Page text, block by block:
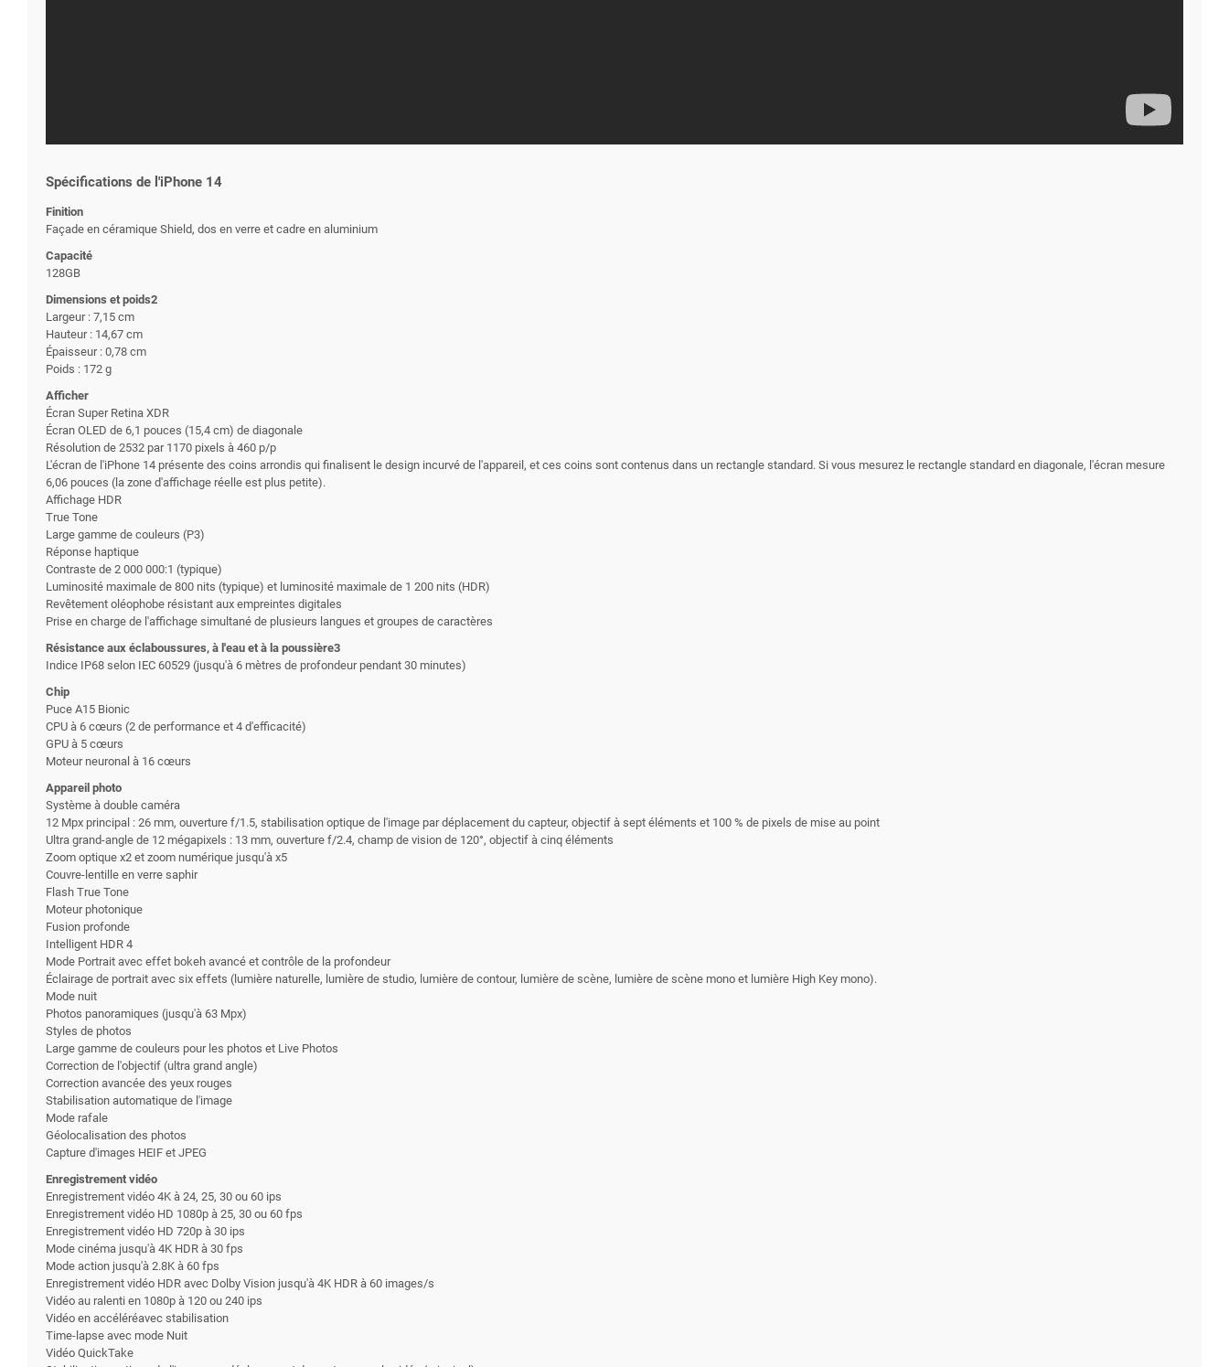
Spécifications de l'iPhone 14
Finition
Façade en céramique Shield, dos en verre et cadre en aluminium
Capacité
128GB
Dimensions et poids2
Largeur : 7,15 cm
Hauteur : 14,67 cm
Épaisseur : 0,78 cm
Poids : 172 g
Afficher
Écran Super Retina XDR
Écran OLED de 6,1 pouces (15,4 cm) de diagonale
Résolution de 2532 par 1170 pixels à 460 p/p
L'écran de l'iPhone 14 présente des coins arrondis qui finalisent le design incurvé de l'appareil, et ces coins sont contenus dans un rectangle standard. Si vous mesurez le rectangle standard en diagonale, l'écran mesure
6,06 pouces (la zone d'affichage réelle est plus petite).
Affichage HDR
True Tone
Large gamme de couleurs (P3)
Réponse haptique
Contraste de 2 000 000:1 (typique)
Luminosité maximale de 800 nits (typique) et luminosité maximale de 1 200 nits (HDR)
Revêtement oléophobe résistant aux empreintes digitales
Prise en charge de l'affichage simultané de plusieurs langues et groupes de caractères
Résistance aux éclaboussures, à l'eau et à la poussière3
Indice IP68 selon IEC 60529 (jusqu'à 6 mètres de profondeur pendant 30 minutes)
Chip
Puce A15 Bionic
CPU à 6 cœurs (2 de performance et 4 d'efficacité)
GPU à 5 cœurs
Moteur neuronal à 16 cœurs
Appareil photo
Système à double caméra
12 Mpx principal : 26 mm, ouverture f/1.5, stabilisation optique de l'image par déplacement du capteur, objectif à sept éléments et 100 % de pixels de mise au point
Ultra grand-angle de 12 mégapixels : 13 mm, ouverture f/2.4, champ de vision de 120°, objectif à cinq éléments
Zoom optique x2 et zoom numérique jusqu'à x5
Couvre-lentille en verre saphir
Flash True Tone
Moteur photonique
Fusion profonde
Intelligent HDR 4
Mode Portrait avec effet bokeh avancé et contrôle de la profondeur
Éclairage de portrait avec six effets (lumière naturelle, lumière de studio, lumière de contour, lumière de scène, lumière de scène mono et lumière High Key mono).
Mode nuit
Photos panoramiques (jusqu'à 63 Mpx)
Styles de photos
Large gamme de couleurs pour les photos et Live Photos
Correction de l'objectif (ultra grand angle)
Correction avancée des yeux rouges
Stabilisation automatique de l'image
Mode rafale
Géolocalisation des photos
Capture d'images HEIF et JPEG
Enregistrement vidéo
Enregistrement vidéo 4K à 24, 25, 30 ou 60 ips
Enregistrement vidéo HD 1080p à 25, 30 ou 60 fps
Enregistrement vidéo HD 720p à 30 ips
Mode cinéma jusqu'à 4K HDR à 30 fps
Mode action jusqu'à 2.8K à 60 fps
Enregistrement vidéo HDR avec Dolby Vision jusqu'à 4K HDR à 60 images/s
Vidéo au ralenti en 1080p à 120 ou 240 ips
Vidéo en accéléréavec stabilisation
Time-lapse avec mode Nuit
Vidéo QuickTake